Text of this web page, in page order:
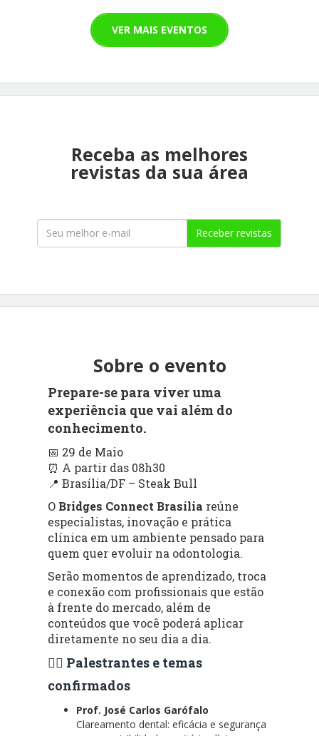
VER MAIS EVENTOS
Receba as melhores
revistas da sua área
Receber revistas
Sobre o evento
Prepare-se para viver uma
experiência que vai além do
conhecimento.
📅 29 de Maio
⏰ A partir das 08h30
📍 Brasília/DF – Steak Bull
O Bridges Connect Brasília reúne
especialistas, inovação e prática
clínica em um ambiente pensado para
quem quer evoluir na odontologia.
Serão momentos de aprendizado, troca
e conexão com profissionais que estão
à frente do mercado, além de
conteúdos que você poderá aplicar
diretamente no seu dia a dia.
👨‍⚕️ Palestrantes e temas
confirmados
Prof. José Carlos Garófalo
Clareamento dental: eficácia e segurança